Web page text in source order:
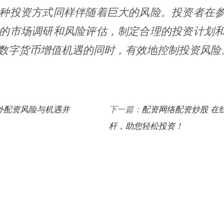
投资方式同样伴随着巨大的风险。投资者在
市场调研和风险评估，制定合理的投资计划
字货币增值机遇的同时，有效地控制投资风险
配资风险与机遇并
下一篇： 配资网络配资炒股 在
杆，助您轻松投资！